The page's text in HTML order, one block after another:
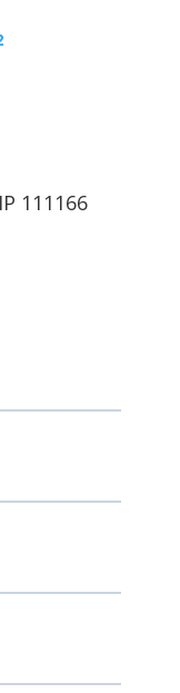
111166